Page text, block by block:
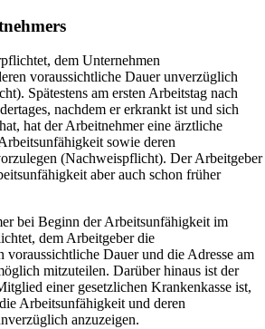
dem Unternehmen
voraussichtliche Dauer unverzüglich
Spätestens am ersten Arbeitstag nach
nachdem er erkrankt ist und sich
hat der Arbeitnehmer eine ärztliche
sowie deren
(Nachweispflicht). Der Arbeitgeber
aber auch schon früher
bei Beginn der Arbeitsunfähigkeit im
dem Arbeitgeber die
Dauer und die Adresse am
mitzuteilen. Darüber hinaus ist der
einer gesetzlichen Krankenkasse ist,
Arbeitsunfähigkeit und deren
anzuzeigen.